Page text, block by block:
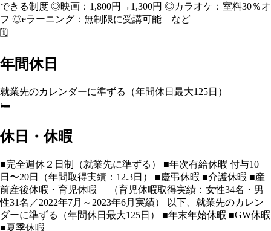
できる制度 ◎映画：1,800円→1,300円 ◎カラオケ：室料30％オ
フ ◎eラーニング：無制限に受講可能 など
🗓️
年間休日
就業先のカレンダーに準ずる（年間休日最大125日）
🛏️
休日・休暇
■完全週休２日制（就業先に準ずる） ■年次有給休暇 付与10
日〜20日（年間取得実績：12.3日） ■慶弔休暇 ■介護休暇 ■産
前産後休暇・育児休暇 （育児休暇取得実績：女性34名・男
性31名／2022年7月～2023年6月実績） 以下、就業先のカレン
ダーに準ずる（年間休日最大125日） ■年末年始休暇 ■GW休暇
■夏季休暇